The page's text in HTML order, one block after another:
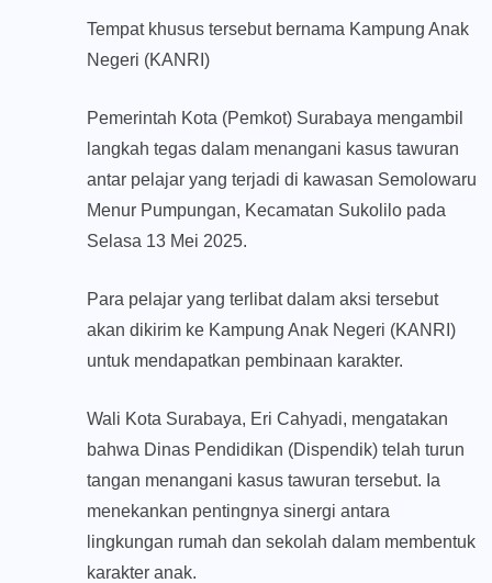
Tempat khusus tersebut bernama Kampung Anak
Negeri (KANRI)
Pemerintah Kota (Pemkot) Surabaya mengambil
langkah tegas dalam menangani kasus tawuran
antar pelajar yang terjadi di kawasan Semolowaru
Menur Pumpungan, Kecamatan Sukolilo pada
Selasa 13 Mei 2025.
Para pelajar yang terlibat dalam aksi tersebut
akan dikirim ke Kampung Anak Negeri (KANRI)
untuk mendapatkan pembinaan karakter.
Wali Kota Surabaya, Eri Cahyadi, mengatakan
bahwa Dinas Pendidikan (Dispendik) telah turun
tangan menangani kasus tawuran tersebut. Ia
menekankan pentingnya sinergi antara
lingkungan rumah dan sekolah dalam membentuk
karakter anak.